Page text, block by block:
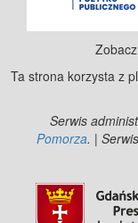
Ta strona korzysta z
Serwis
Pomorza. |